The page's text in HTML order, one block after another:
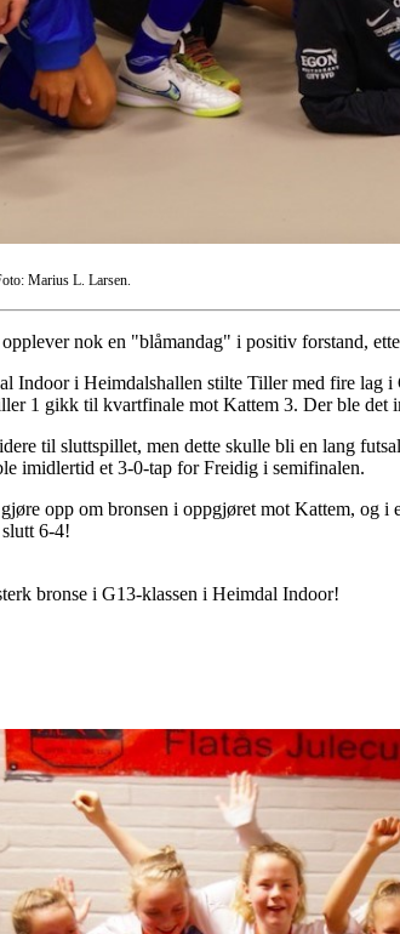
Marius L. Larsen.
nok en "blåmandag" i positiv forstand,
Indoor i Heimdalshallen stilte Tiller med fire lag
1 gikk til kvartfinale mot Kattem 3. Der ble det
til sluttspillet, men dette skulle bli en lang
imidlertid et 3-0-tap for Freidig i semifinalen.
opp om bronsen i oppgjøret mot Kattem, og
6-4!
bronse i G13-klassen i Heimdal Indoor!